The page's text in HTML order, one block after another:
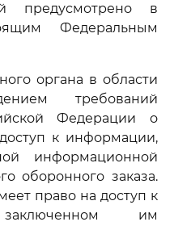
предусмотрено в
Федеральным
органа в области
требований
Федерации о
к информации,
информационной
оборонного заказа.
право на доступ к
им